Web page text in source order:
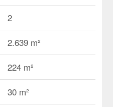
2
2.639 m²
224 m²
30 m²